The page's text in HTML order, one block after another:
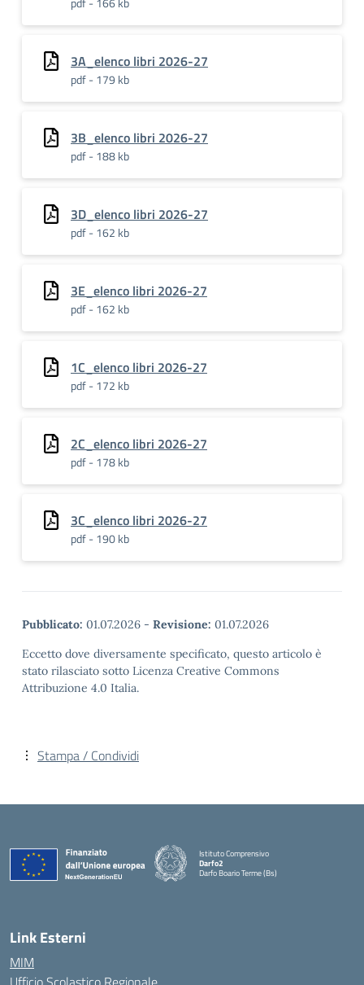
3A_elenco libri 2026-27
pdf - 179 kb
3B_elenco libri 2026-27
pdf - 188 kb
3D_elenco libri 2026-27
pdf - 162 kb
3E_elenco libri 2026-27
pdf - 162 kb
1C_elenco libri 2026-27
pdf - 172 kb
2C_elenco libri 2026-27
pdf - 178 kb
3C_elenco libri 2026-27
pdf - 190 kb
Pubblicato: 01.07.2026 - Revisione: 01.07.2026
Eccetto dove diversamente specificato, questo articolo è
stato rilasciato sotto Licenza Creative Commons
Attribuzione 4.0 Italia.
Stampa / Condividi
Istituto Comprensivo
Darfo2
Darfo Boario Terme (Bs)
Link Esterni
MIM